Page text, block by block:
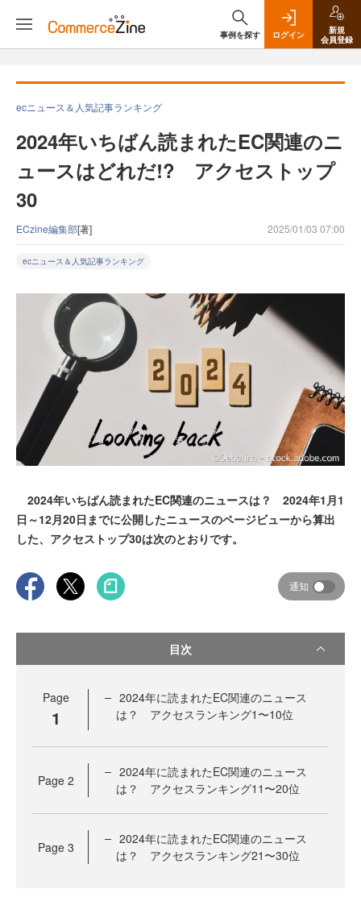
事例を探す ログイン
新規
会員登録
ecニュース＆人気記事ランキング
2024年いちばん読まれたEC関連のニ
ュースはどれだ!? アクセストップ
30
ECzine編集部[著] 2025/01/03 07:00
ecニュース＆人気記事ランキング
2024年いちばん読まれたEC関連のニュースは？ 2024年1月1
日～12月20日までに公開したニュースのページビューから算出
した、アクセストップ30は次のとおりです。
通知
目次
Page
1
2024年に読まれたEC関連のニュース
は？ アクセスランキング1〜10位
Page 2
2024年に読まれたEC関連のニュース
は？ アクセスランキング11〜20位
Page 3
2024年に読まれたEC関連のニュース
は？ アクセスランキング21〜30位